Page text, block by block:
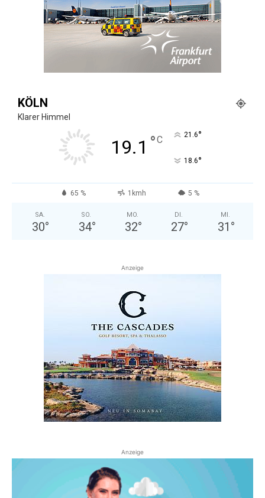
KÖLN
Klarer Himmel
19.1 °C 21.6°
18.6°
65 % 1kmh 5 %
SA.
30°
SO.
34°
MO.
32°
DI.
27°
MI.
31 °
Anzeige
Anzeige